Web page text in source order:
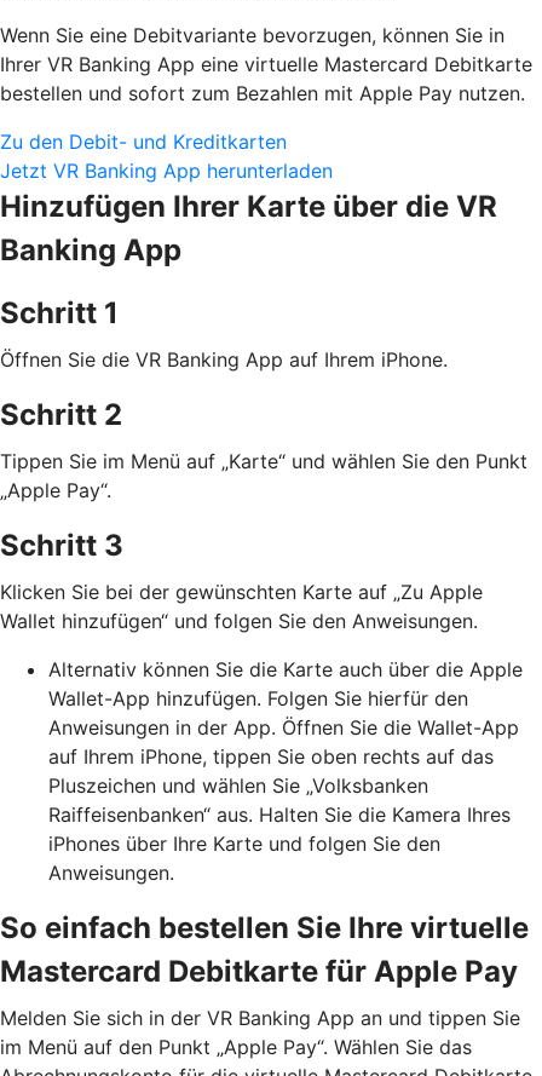
Wenn Sie eine Debitvariante bevorzugen, können Sie in
Ihrer VR Banking App eine virtuelle Mastercard Debitkarte
bestellen und sofort zum Bezahlen mit Apple Pay nutzen.
Zu den Debit- und Kreditkarten
Jetzt VR Banking App herunterladen
Hinzufügen Ihrer Karte über die VR
Banking App
Schritt 1
Öffnen Sie die VR Banking App auf Ihrem iPhone.
Schritt 2
Tippen Sie im Menü auf „Karte“ und wählen Sie den Punkt
„Apple Pay“.
Schritt 3
Klicken Sie bei der gewünschten Karte auf „Zu Apple
Wallet hinzufügen“ und folgen Sie den Anweisungen.
Alternativ können Sie die Karte auch über die Apple
Wallet-App hinzufügen. Folgen Sie hierfür den
Anweisungen in der App. Öffnen Sie die Wallet-App
auf Ihrem iPhone, tippen Sie oben rechts auf das
Pluszeichen und wählen Sie „Volksbanken
Raiffeisenbanken“ aus. Halten Sie die Kamera Ihres
iPhones über Ihre Karte und folgen Sie den
Anweisungen.
So einfach bestellen Sie Ihre virtuelle
Mastercard Debitkarte für Apple Pay
Melden Sie sich in der VR Banking App an und tippen Sie
im Menü auf den Punkt „Apple Pay“. Wählen Sie das